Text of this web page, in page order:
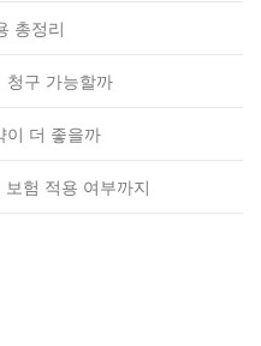
총정리
청구 가능할까
이 더 좋을까
보험 적용 여부까지